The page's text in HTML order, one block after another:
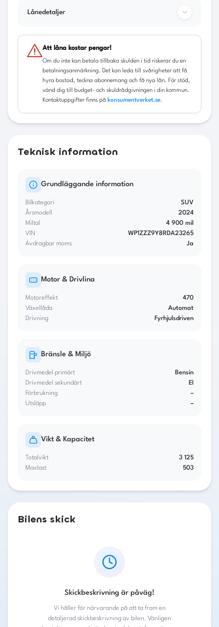
Lånedetaljer
Bilens pris
Kontantinsats 209 980kr
Lånebelopp 839 920kr
Restvärde
Ränta 6.95%
Total månadskostnad
Effektiv ränta 7.31 %
Att låna kostar pengar!
Om du inte kan betala tillbaka skulden i tid riskerar du en
betalningsanmärkning. Det kan leda till svårigheter att få
hyra bostad, teckna abonnemang och få nya lån. För stöd,
vänd dig till budget- och skuldrådgivningen i din kommun.
Kontaktuppgifter finns på konsumentverket.se.
Teknisk information
Grundläggande information
Bilkategori
SUV
Årsmodell
2024
Miltal
4 900 mil
VIN
WP1ZZZ9Y8RDA23265
Avdragbar moms
Ja
Motor & Drivlina
Motoreffekt
470
Växellåda
Automat
Drivning
Fyrhjulsdriven
Bränsle & Miljö
Drivmedel primärt
Bensin
Drivmedel sekundärt
El
Förbrukning
–
Utsläpp
–
Vikt & Kapacitet
Totalvikt
3 125
Maxlast
503
Bilens skick
Skickbeskrivning är påväg!
Vi håller för närvarande på att ta fram en
detaljerad skickbeskrivning av bilen. Vänligen